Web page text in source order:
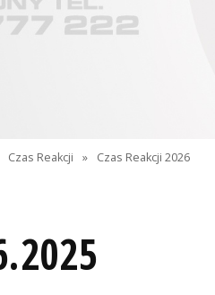
Czas Reakcji » Czas Reakcji 2026